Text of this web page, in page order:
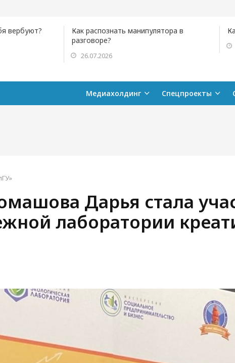
вербуют?
Как распознать манипулятора в
разговоре?
26.07.2026
Медиахолдинг Спецпроекты
Дарья стала
лаборатории